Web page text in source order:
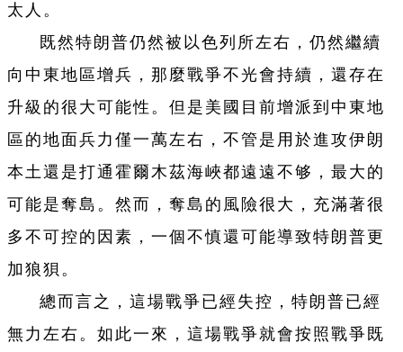
太人。
既然特朗普仍然被以色列所左右，仍然繼續
向中東地區增兵，那麼戰爭不光會持續，還存在
升級的很大可能性。但是美國目前增派到中東地
區的地面兵力僅一萬左右，不管是用於進攻伊朗
本土還是打通霍爾木茲海峽都遠遠不够，最大的
可能是奪島。然而，奪島的風險很大，充滿著很
多不可控的因素，一個不慎還可能導致特朗普更
加狼狽。
總而言之，這場戰爭已經失控，特朗普已經
無力左右。如此一來，這場戰爭就會按照戰爭既